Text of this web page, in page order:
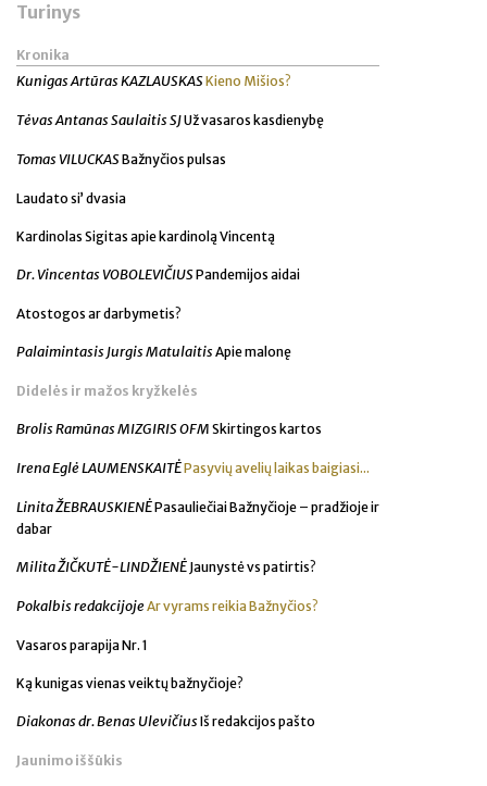
Turinys
Kronika
Kunigas Artūras KAZLAUSKASKieno Mišios?
Tėvas Antanas Saulaitis SJUž vasaros kasdienybę
Tomas VILUCKASBažnyčios pulsas
Laudato si’ dvasia
Kardinolas Sigitas apie kardinolą Vincentą
Dr. Vincentas VOBOLEVIČIUSPandemijos aidai
Atostogos ar darbymetis?
Palaimintasis Jurgis MatulaitisApie malonę
Didelės ir mažos kryžkelės
Brolis Ramūnas MIZGIRIS OFM Skirtingos kartos
Irena Eglė LAUMENSKAITĖPasyvių avelių laikas baigiasi...
Linita ŽEBRAUSKIENĖPasauliečiai Bažnyčioje – pradžioje ir
dabar
Milita ŽIČKUTĖ-LINDŽIENĖ Jaunystė vs patirtis?
Pokalbis redakcijojeAr vyrams reikia Bažnyčios?
Vasaros parapija Nr. 1
Ką kunigas vienas veiktų bažnyčioje?
Diakonas dr. Benas UlevičiusIš redakcijos pašto
Jaunimo iššūkis